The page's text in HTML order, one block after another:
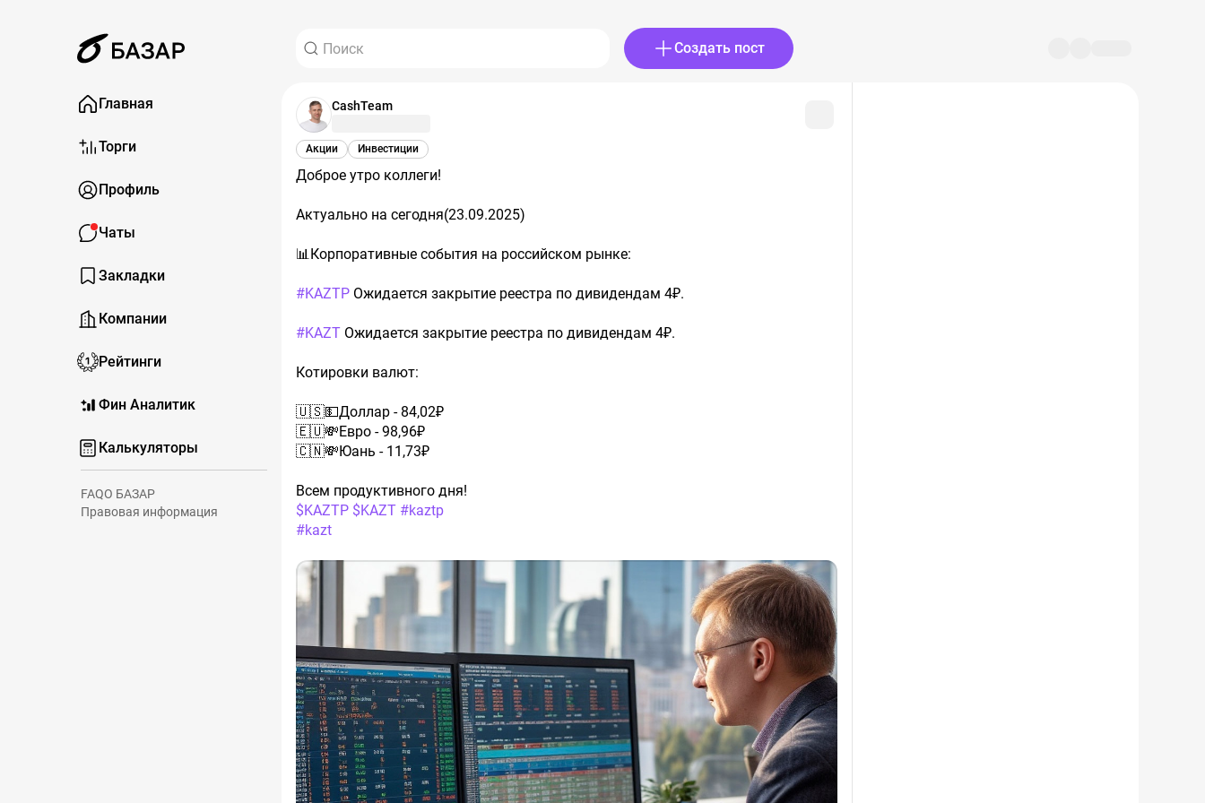
Создать пост
Главная
Торги
Профиль
Чаты
Закладки
Компании
Рейтинги
Фин Аналитик
Калькуляторы
FAQО БАЗАР
Правовая информация
CashTeam
Акции Инвестиции
Доброе утро коллеги!
Актуально на сегодня(23.09.2025)
📊Корпоративные события на российском рынке:
#KAZTP Ожидается закрытие реестра по дивидендам 4₽.
#KAZT Ожидается закрытие реестра по дивидендам 4₽.
Котировки валют:
🇺🇸💵Доллар - 84,02₽
🇪🇺💸Евро - 98,96₽
🇨🇳💸Юань - 11,73₽
Всем продуктивного дня!
$KAZTP $KAZT #kaztp
#kazt